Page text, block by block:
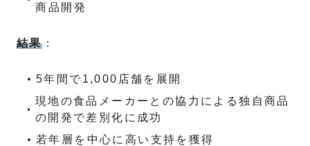
商品開発
結果：
5年間で1,000店舗を展開
現地の食品メーカーとの協力による独自商品
の開発で差別化に成功
若年層を中心に高い支持を獲得